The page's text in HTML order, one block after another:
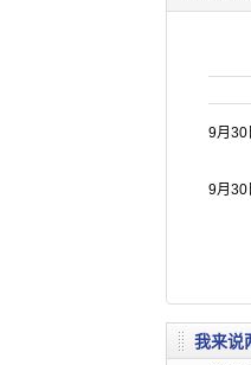
9月30
合
9月30
我来说